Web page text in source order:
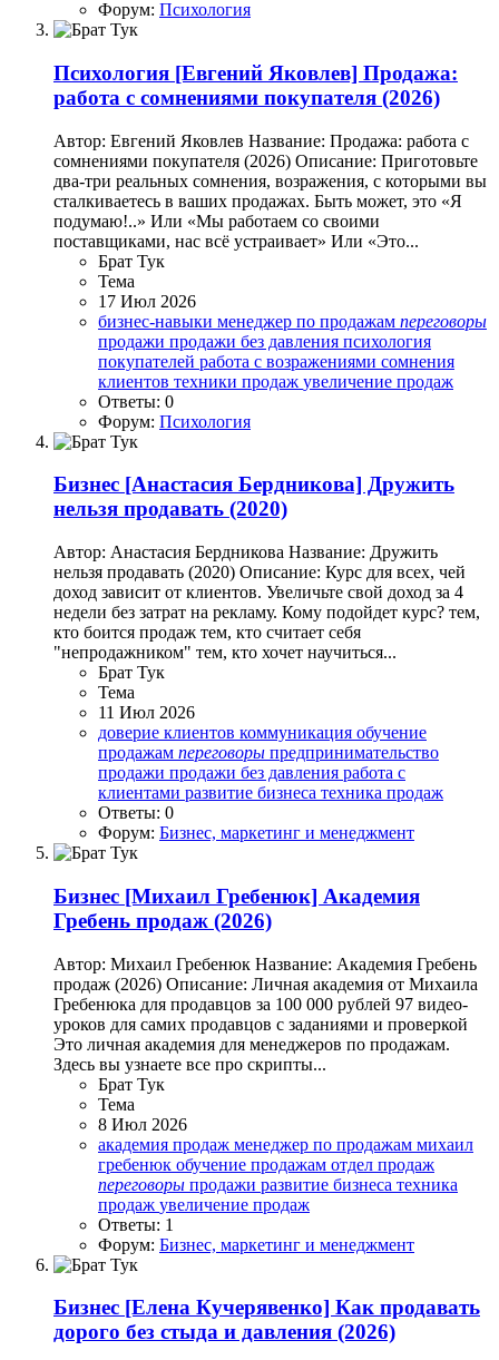
Форум: Психология
Психология [Евгений Яковлев] Продажа:
работа с сомнениями покупателя (2026)
Автор: Евгений Яковлев Название: Продажа: работа с
сомнениями покупателя (2026) Описание: Приготовьте
два-три реальных сомнения, возражения, с которыми вы
сталкиваетесь в ваших продажах. Быть может, это «Я
подумаю!..» Или «Мы работаем со своими
поставщиками, нас всё устраивает» Или «Это...
Брат Тук
Тема
17 Июл 2026
бизнес-навыки менеджер по продажам переговоры
продажи продажи без давления психология
покупателей работа с возражениями сомнения
клиентов техники продаж увеличение продаж
Ответы: 0
Форум: Психология
Бизнес [Анастасия Бердникова] Дружить
нельзя продавать (2020)
Автор: Анастасия Бердникова Название: Дружить
нельзя продавать (2020) Описание: Курс для всех, чей
доход зависит от клиентов. Увеличьте свой доход за 4
недели без затрат на рекламу. Кому подойдет курс? тем,
кто боится продаж тем, кто считает себя
"непродажником" тем, кто хочет научиться...
Брат Тук
Тема
11 Июл 2026
доверие клиентов коммуникация обучение
продажам переговоры предпринимательство
продажи продажи без давления работа с
клиентами развитие бизнеса техника продаж
Ответы: 0
Форум: Бизнес, маркетинг и менеджмент
Бизнес [Михаил Гребенюк] Академия
Гребень продаж (2026)
Автор: Михаил Гребенюк Название: Академия Гребень
продаж (2026) Описание: Личная академия от Михаила
Гребенюка для продавцов за 100 000 рублей 97 видео-
уроков для самих продавцов с заданиями и проверкой
Это личная академия для менеджеров по продажам.
Здесь вы узнаете все про скрипты...
Брат Тук
Тема
8 Июл 2026
академия продаж менеджер по продажам михаил
гребенюк обучение продажам отдел продаж
переговоры продажи развитие бизнеса техника
продаж увеличение продаж
Ответы: 1
Форум: Бизнес, маркетинг и менеджмент
Бизнес [Елена Кучерявенко] Как продавать
дорого без стыда и давления (2026)